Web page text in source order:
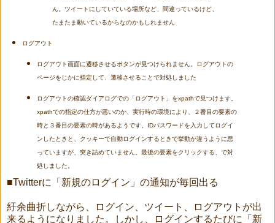
ん。ツイートにしていている場所など、間違っているけど、
たまたま動いているからなのかもしれません
ログアウト
ログアウト画面に遷移させるボタンが見つけられません。ログアウトの
ページをじかに指定して、遷移させることで対処しました
ログアウトの確認ダイアログでの「ログアウト」をxpathで見つけます。
xpathでの指定の仕方が悪いのか、実行時の環境により、２番目の要素の
時と３番目の要素の時があるようです。IDパスワードを入力してログイ
ンしたときと、クッキーで自動ログインするときで挙動が違うように思
っていますが、突き詰めていません。最後の要素をクリックする、で対
処しました。
■Twitterに「新規のログイン」の通知が毎回出る
紆余曲折しながら、ログイン、ツイート、ログアウトが出
来るようになりました。しかし、ログインするたびに「新